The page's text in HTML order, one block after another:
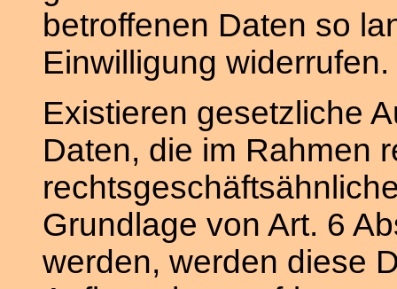
betroffenen Daten so
Einwilligung widerrufen.
Existieren gesetzliche
Daten, die im Rahmen
Grundlage von Art. 6
werden, werden diese